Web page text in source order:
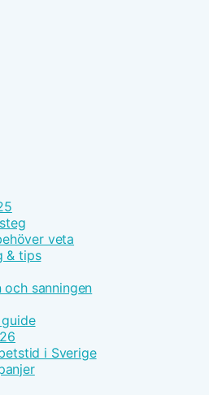
veta
& tips
och sanningen
i Sverige